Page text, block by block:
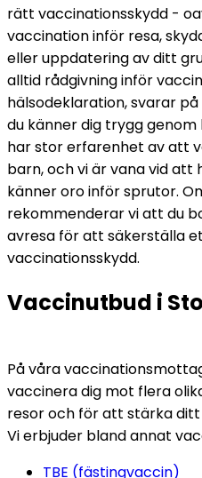
rätt vaccinationsskydd -
vaccination inför resa,
eller uppdatering av ditt
alltid rådgivning inför
hälsodeklaration, svarar
du känner dig trygg
har stor erfarenhet av att
barn, och vi är vana vid att
känner oro inför sprutor.
rekommenderar vi att du
avresa för att säkerställa
vaccinationsskydd.
Vaccinutbud i
På våra
vaccinera dig mot flera
resor och för att stärka ditt
Vi erbjuder bland annat
TBE (fästingvaccin)